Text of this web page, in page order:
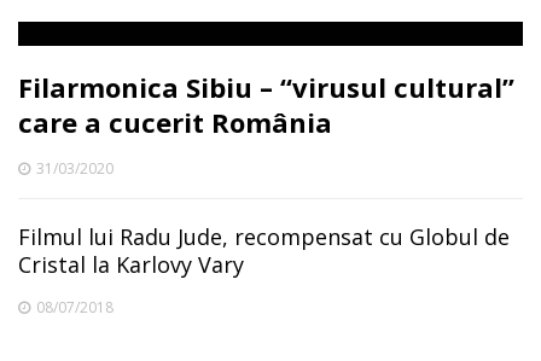
Filarmonica Sibiu – “virusul cultural”
care a cucerit România
31/03/2020
Filmul lui Radu Jude, recompensat cu Globul de
Cristal la Karlovy Vary
08/07/2018